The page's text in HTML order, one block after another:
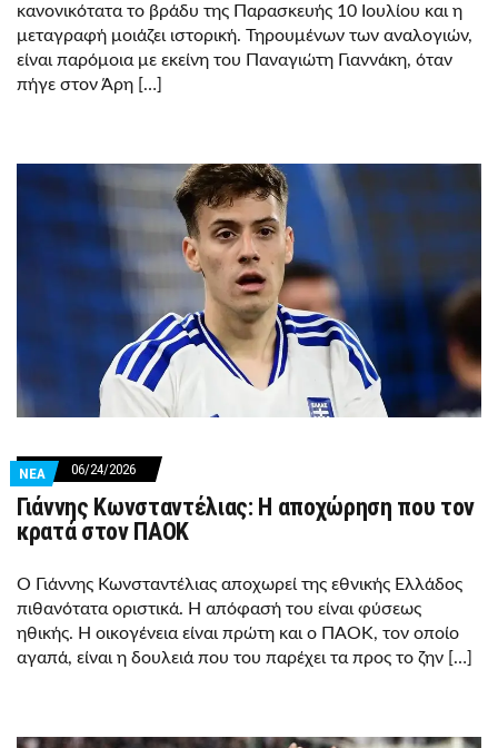
κανονικότατα το βράδυ της Παρασκευής 10 Ιουλίου και η
μεταγραφή μοιάζει ιστορική. Τηρουμένων των αναλογιών,
είναι παρόμοια με εκείνη του Παναγιώτη Γιαννάκη, όταν
πήγε στον Άρη […]
ΝΕΑ 06/24/2026
Γιάννης Κωνσταντέλιας: Η αποχώρηση που τον
κρατά στον ΠΑΟΚ
Ο Γιάννης Κωνσταντέλιας αποχωρεί της εθνικής Ελλάδος
πιθανότατα οριστικά. Η απόφασή του είναι φύσεως
ηθικής. Η οικογένεια είναι πρώτη και ο ΠΑΟΚ, τον οποίο
αγαπά, είναι η δουλειά που του παρέχει τα προς το ζην […]